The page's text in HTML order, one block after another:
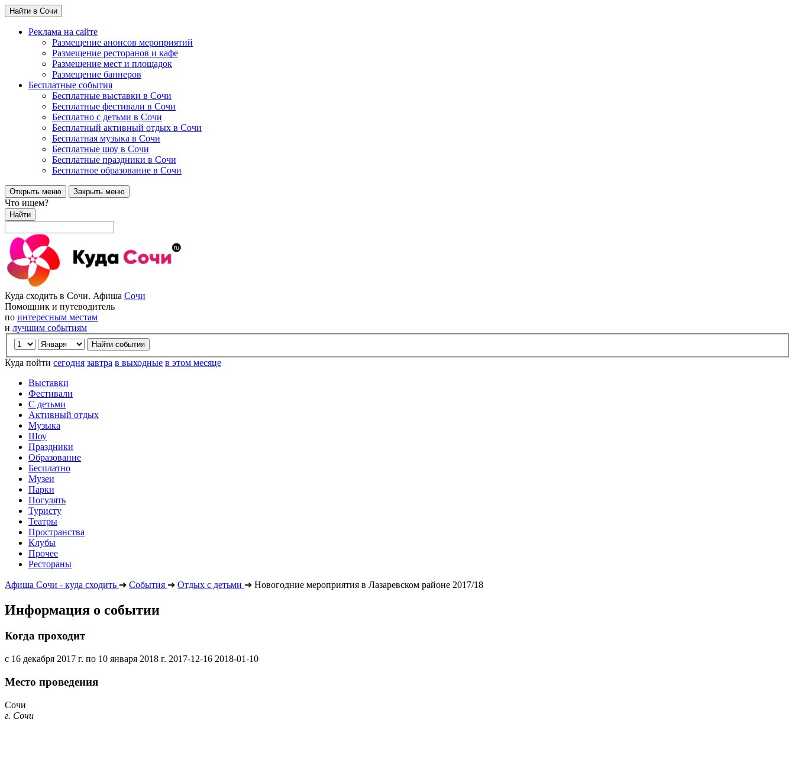
Найти в Сочи
Реклама на сайте
Размещение анонсов мероприятий
Размещение ресторанов и кафе
Размещение мест и площадок
Размещение баннеров
Бесплатные события
Бесплатные выставки в Сочи
Бесплатные фестивали в Сочи
Бесплатно с детьми в Сочи
Бесплатный активный отдых в Сочи
Бесплатная музыка в Сочи
Бесплатные шоу в Сочи
Бесплатные праздники в Сочи
Бесплатное образование в Сочи
Открыть меню Закрыть меню
Что ищем?
Найти
Куда сходить в Сочи. Афиша Сочи
Помощник и путеводитель
по интересным местам
и лучшим событиям
Куда пойти сегодня завтра в выходные в этом месяце
Выставки
Фестивали
С детьми
Активный отдых
Музыка
Шоу
Праздники
Образование
Бесплатно
Музеи
Парки
Погулять
Туристу
Театры
Пространства
Клубы
Прочее
Рестораны
Афиша Сочи - куда сходить ➔ События ➔ Отдых с детьми ➔ Новогодние мероприятия в Лазаревском районе 2017/18
Информация о событии
Когда проходит
с 16 декабря 2017 г. по 10 января 2018 г. 2017-12-16 2018-01-10
Место проведения
Сочи
г. Сочи